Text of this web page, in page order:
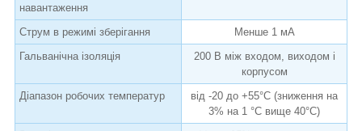
навантаження
Струм в режимі зберігання
Менше 1 мА
Гальванічна ізоляція
200 В між входом, виходом і
корпусом
Діапазон робочих температур
від -20 до +55°C (зниження на
3% на 1 °C вище 40°C)